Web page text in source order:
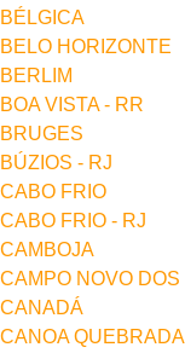
BÉLGICA
BELO HORIZONTE
BERLIM
BOA VISTA - RR
BRUGES
BÚZIOS - RJ
CABO FRIO
CABO FRIO - RJ
CAMBOJA
CAMPO NOVO DOS
CANADÁ
CANOA QUEBRADA